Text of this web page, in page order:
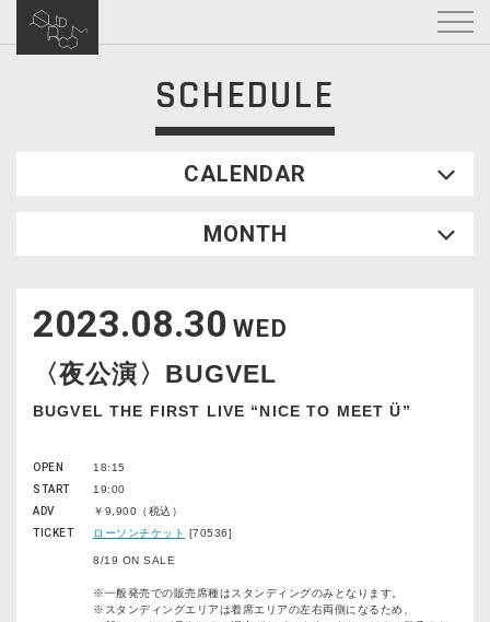
SCHEDULE
CALENDAR
WED
2
3 4 5
16
17 18 19
23
24 25 26 27 28
MONTH
2023.08.30 WED
〈夜公演〉BUGVEL
BUGVEL THE FIRST LIVE “NICE TO MEET Ü”
OPEN
18:15
START
19:00
ADV
￥9,900（税込）
TICKET
ローソンチケット [70536]
8/19 ON SALE
※一般発売での販売席種はスタンディングのみとなります。
※スタンディングエリアは着席エリアの左右両側になるため、